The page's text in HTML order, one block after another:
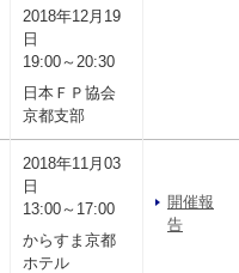
2018年12月19
日
19:00～20:30
日本ＦＰ協会
京都支部
2018年11月03
日
13:00～17:00
からすま京都
ホテル
開催報
告